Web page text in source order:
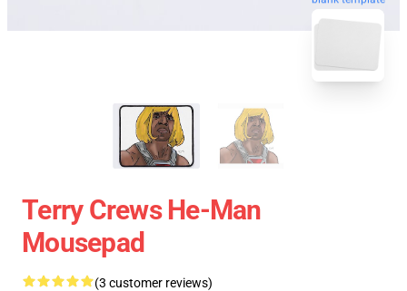
Terry Crews He-Man
Mousepad
(3 customer reviews)